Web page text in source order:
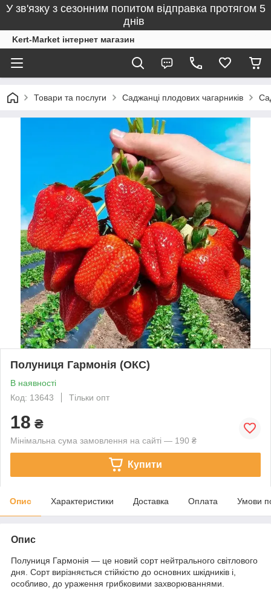
У зв'язку з сезонним попитом відправка протягом 5
днів
Kert-Market інтернет магазин
Товари та послуги Саджанці плодових чагарників
Полуниця Гармонія (ОКС)
В наявності
Код: 13643
Тільки опт
18 ₴
Мінімальна сума замовлення на сайті — 190 ₴
Купити
Опис Характеристики Доставка Оплата Умови
Опис
Полуниця Гармонія — це новий сорт нейтрального світлового
дня. Сорт вирізняється стійкістю до основних шкідників і,
особливо, до ураження грибковими захворюваннями.